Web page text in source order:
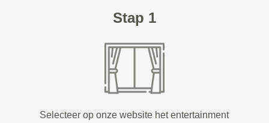
Stap 1
Selecteer op onze website het entertainment